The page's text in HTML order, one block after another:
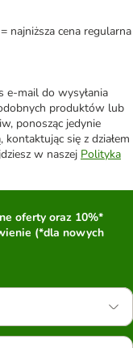
najniższa cena regularna
e-mail do wysyłania
produktów lub
ponosząc jedynie
się z działem
w naszej Polityka
oferty oraz 10%*
(*dla nowych